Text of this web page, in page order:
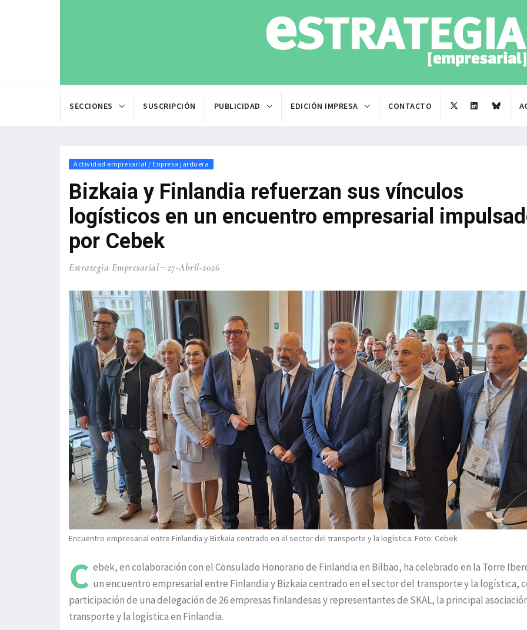
SECCIONES SUSCRIPCIÓN PUBLICIDAD EDICIÓN IMPRESA CONTACTO
Actividad empresarial / Enpresa jarduera
Bizkaia y Finlandia refuerzan sus vínculos
logísticos en un encuentro empresarial
por Cebek
Estrategia Empresarial 27-Abril-2026
Encuentro empresarial entre Finlandia y Bizkaia centrado en el sector del transporte y la logística. Foto: Cebek
C ebek, en colaboración con el Consulado Honorario de Finlandia en Bilbao, ha celebrado en la Torre
un encuentro empresarial entre Finlandia y Bizkaia centrado en el sector del transporte y la logística,
participación de una delegación de 26 empresas finlandesas y representantes de SKAL, la principal
transporte y la logística en Finlandia.